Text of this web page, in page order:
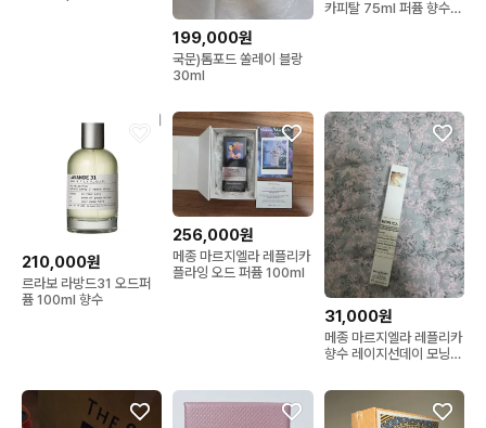
199,000원
국문)톰포드 쏠레이 블랑
30ml
카피탈 75ml 퍼퓸 향수
210,000원
르라보 라방드31 오드퍼
퓸 100ml 향수
256,000원
메종 마르지엘라 레플리카
플라잉 오드 퍼퓸 100ml
31,000원
메종 마르지엘라 레플리카
향수 레이지선데이 모닝